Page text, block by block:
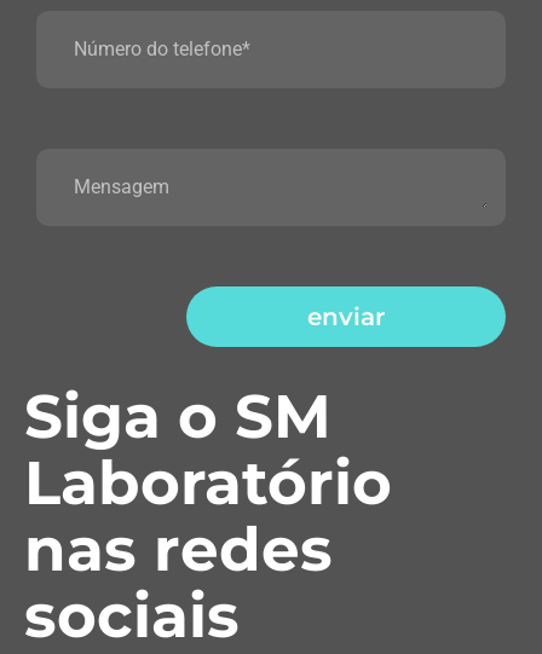
enviar
Siga o SM
Laboratório
nas redes
sociais